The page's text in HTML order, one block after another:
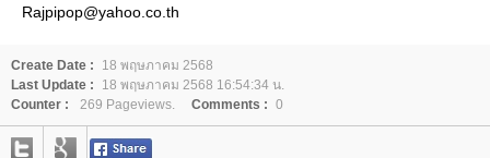
Rajpipop@yahoo.co.th
Create Date :
18 พฤษภาคม 2568
Last Update :
18 พฤษภาคม 2568 16:54:34 น.
Counter :
269 Pageviews. Comments : 0